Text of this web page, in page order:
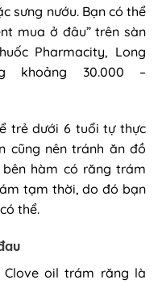
sưng nướu. Bạn có thể
mua ở đâu” trên sàn
Pharmacity, Long
khoảng 30.000 –
trẻ dưới 6 tuổi tự thực
cũng nên tránh ăn đồ
hàm có răng trám
tạm thời, do đó bạn
thể.
Clove oil trám răng là